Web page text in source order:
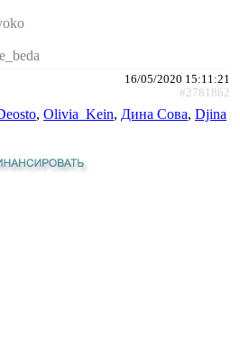
16/05/2020 15:11:21
#2781862
, Olivia_Kein, Дина Сова, Djina